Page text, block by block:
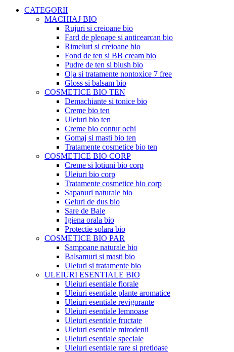
CATEGORII
MACHIAJ BIO
Rujuri si creioane bio
Fard de pleoape si anticearcan bio
Rimeluri si creioane bio
Fond de ten si BB cream bio
Pudre de ten si blush bio
Oja si tratamente nontoxice 7 free
Gloss si balsam bio
COSMETICE BIO TEN
Demachiante si tonice bio
Creme bio ten
Uleiuri bio ten
Creme bio contur ochi
Gomaj si masti bio ten
Tratamente cosmetice bio ten
COSMETICE BIO CORP
Creme si lotiuni bio corp
Uleiuri bio corp
Tratamente cosmetice bio corp
Sapanuri naturale bio
Geluri de dus bio
Sare de Baie
Igiena orala bio
Protectie solara bio
COSMETICE BIO PAR
Sampoane naturale bio
Balsamuri si masti bio
Uleiuri si tratamente bio
ULEIURI ESENTIALE BIO
Uleiuri esentiale florale
Uleiuri esentiale plante aromatice
Uleiuri esentiale revigorante
Uleiuri esentiale lemnoase
Uleiuri esentiale fructate
Uleiuri esentiale mirodenii
Uleiuri esentiale speciale
Uleiuri esentiale rare si pretioase